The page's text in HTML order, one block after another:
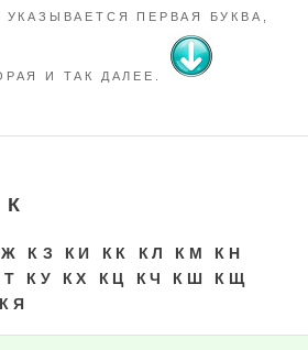
ПЕРВАЯ БУКВА,
И ТАК ДАЛЕЕ.
К
КЗ КИ КК КЛ КМ
КН
КУ КХ КЦ КЧ КШ
КЩ
КЯ